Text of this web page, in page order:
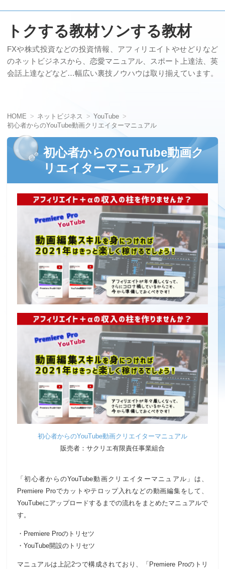
トクする教材ソンする教材
FXや株式投資などの投資情報、アフィリエイトやせどりなど
のネットビジネスから、恋愛マニュアル、スポート上達法、英
会話上達などなど…幅広い裏技ノウハウは取り揃えています。
HOME ネットビジネス
YouTube
初心者からのYouTube動画クリエイターマニュアル
初心者からのYouTube動画ク
リエイターマニュアル
初心者からのYouTube動画クリエイターマニュアル
販売者：サクリエ有限責任事業組合
「初心者からのYouTube動画クリエイターマニュアル」は、
Premiere Proでカットやテロップ入れなどの動画編集をして、
YouTubeにアップロードするまでの流れをまとめたマニュアルで
す。
・Premiere Proのトリセツ
・YouTube開設のトリセツ
マニュアルは上記2つで構成されており、「Premiere Proのトリ